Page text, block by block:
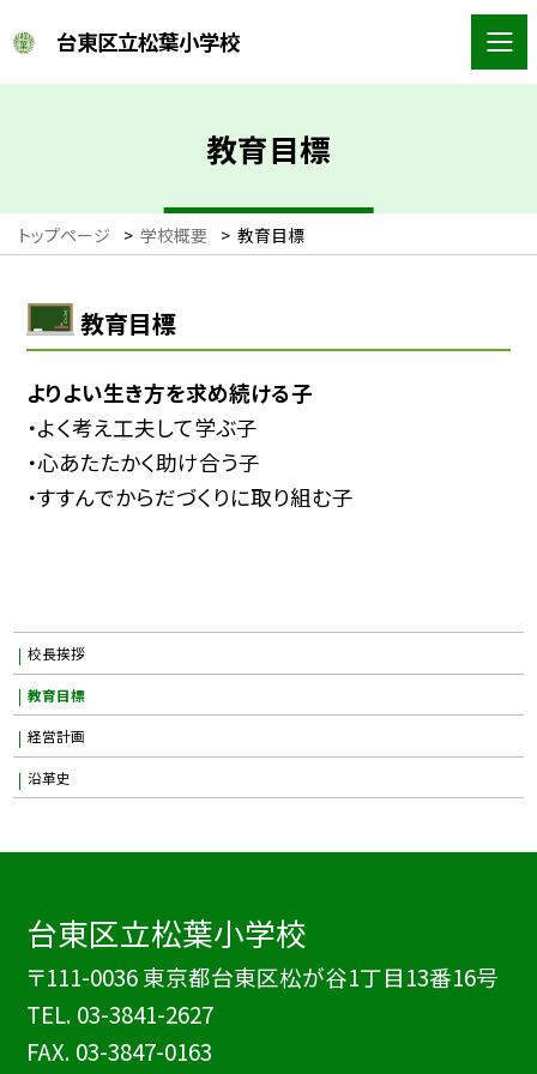
台東区立松葉小学校
教育目標
トップページ > 学校概要 > 教育目標
教育目標
よりよい生き方を求め続ける子
・よく考え工夫して学ぶ子
・心あたたかく助け合う子
・すすんでからだづくりに取り組む子
校長挨拶
教育目標
経営計画
沿革史
台東区立松葉小学校
〒111-0036 東京都台東区松が谷1丁目13番16号
TEL. 03-3841-2627
FAX. 03-3847-0163